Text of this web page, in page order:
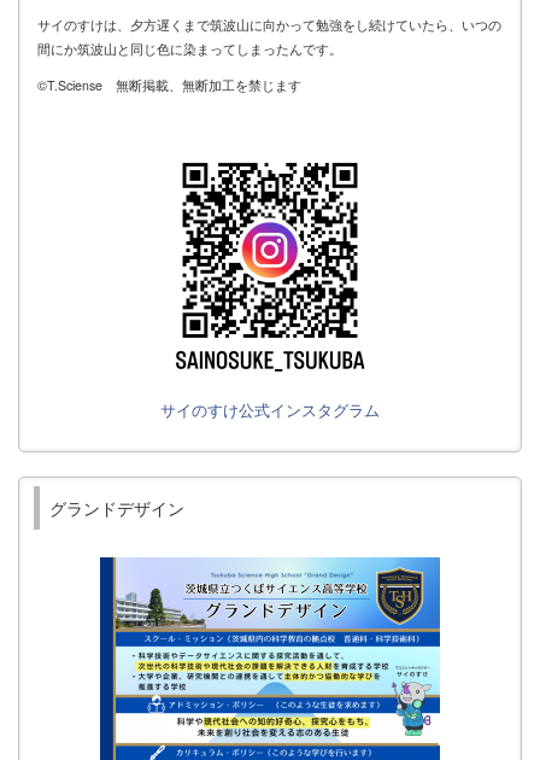
サイのすけは、夕方遅くまで筑波山に向かって勉強をし続けていたら、いつの
間にか筑波山と同じ色に染まってしまったんです。
©T.Sciense 無断掲載、無断加工を禁じます
サイのすけ公式インスタグラム
グランドデザイン